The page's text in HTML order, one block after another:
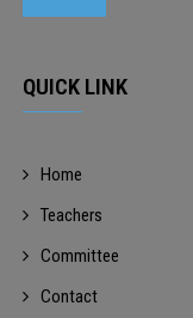
QUICK LINK
Home
Teachers
Committee
Contact